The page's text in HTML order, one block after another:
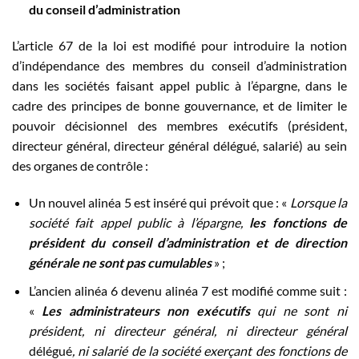
du conseil d’administration
L’article 67 de la loi est modifié pour introduire la notion
d’indépendance des membres du conseil d’administration
dans les sociétés faisant appel public à l’épargne, dans le
cadre des principes de bonne gouvernance, et de limiter le
pouvoir décisionnel des membres exécutifs (président,
directeur général, directeur général délégué, salarié) au sein
des organes de contrôle :
Un nouvel alinéa 5 est inséré qui prévoit que : « Lorsque la
société fait appel public à l’épargne, les fonctions de
président du conseil d’administration et de direction
générale ne sont pas cumulables» ;
L’ancien alinéa 6 devenu alinéa 7 est modifié comme suit :
« Les administrateurs non exécutifsqui ne sont ni
président, ni directeur général, ni directeur général
délégué, ni salarié de la société exerçant des fonctions de